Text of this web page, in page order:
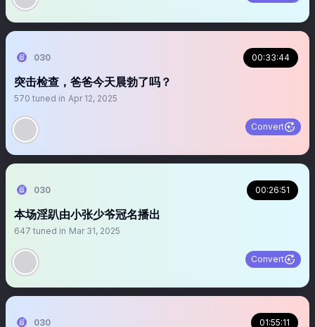
030 00:33:44
突击检查，爸爸今天晨勃了吗？
570 tuned in Apr 12, 2025
Convert
030 00:26:51
本场淫趴由小张少爷冠名播出
647 tuned in Mar 31, 2025
Convert
030 01:55:11